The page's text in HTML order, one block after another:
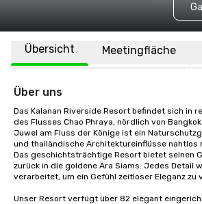
Übersicht Meetingfläche
Über uns
Das Kalanan Riverside Resort befindet sich in
des Flusses Chao Phraya, nördlich von
Juwel am Fluss der Könige ist ein
und thailändische Architektureinflüsse nahtlos
Das geschichtsträchtige Resort bietet seinen
zurück in die goldene Ära Siams. Jedes Detail
verarbeitet, um ein Gefühl zeitloser Eleganz zu
Unser Resort verfügt über 82 elegant